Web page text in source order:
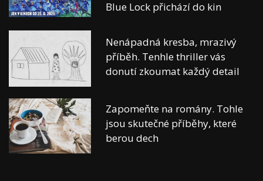
Blue Lock přichází do kin
Nenápadná kresba, mrazivý
příběh. Tenhle thriller vás
donutí zkoumat každý detail
Zapomeňte na romány. Tohle
jsou skutečné příběhy, které
berou dech